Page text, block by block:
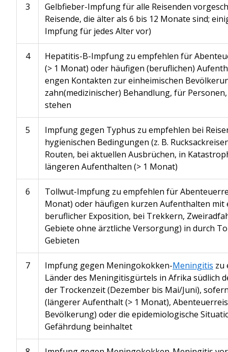
3
Gelbfieber-Impfung für alle Reisenden
Reisende, die älter als 6 bis 12 Monate sind;
Impfung für jedes Alter vor)
4
Hepatitis-B-Impfung zu empfehlen für
(> 1 Monat) oder häufigen (beruflichen)
engen Kontakten zur einheimischen
zahn(medizinischer) Behandlung, für
stehen
5
Impfung gegen Typhus zu empfehlen bei
hygienischen Bedingungen (z. B.
Routen, bei aktuellen Ausbrüchen, in
längeren Aufenthalten (> 1 Monat)
6
Tollwut-Impfung zu empfehlen für
Monat) oder häufigen kurzen Aufenthalten mit
beruflicher Exposition, bei Trekkern,
Gebiete ohne ärztliche Versorgung) in durch
Gebieten
7 Impfung gegen Meningokokken-Meningitis zu
Länder des Meningitisgürtels in Afrika südlich
der Trockenzeit (Dezember bis Mai/Juni),
(längerer Aufenthalt (> 1 Monat),
Bevölkerung) oder die epidemiologische
Gefährdung beinhaltet